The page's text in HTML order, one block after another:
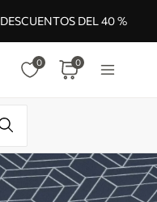
DESCUENTOS DEL 40 %
0 0